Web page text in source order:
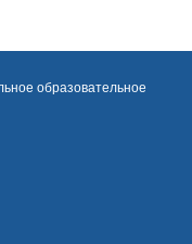
образовательное